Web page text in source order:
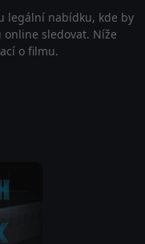
legální nabídku, kde by
sledovat. Níže
o filmu.